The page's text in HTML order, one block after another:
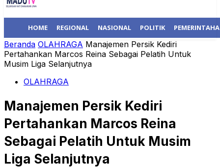
HOME REGIONAL NASIONAL POLITIK
Beranda OLAHRAGA Manajemen Persik Kediri
Pertahankan Marcos Reina Sebagai Pelatih Untuk
Musim Liga Selanjutnya
OLAHRAGA
Manajemen Persik Kediri
Pertahankan Marcos Reina
Sebagai Pelatih Untuk Musim
Liga Selanjutnya